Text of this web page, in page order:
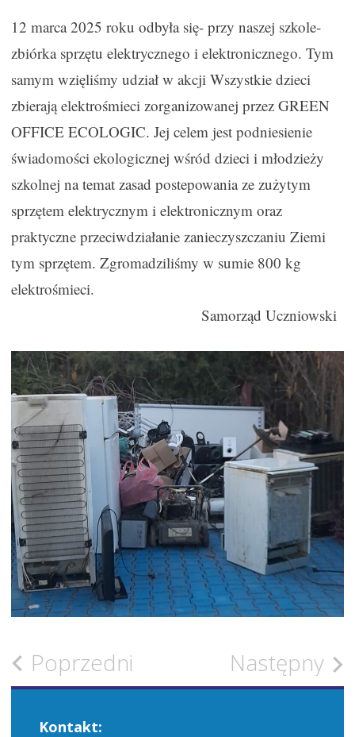
12 marca 2025 roku odbyła się- przy naszej szkole-
zbiórka sprzętu elektrycznego i elektronicznego. Tym
samym wzięliśmy udział w akcji Wszystkie dzieci
zbierają elektrośmieci zorganizowanej przez GREEN
OFFICE ECOLOGIC. Jej celem jest podniesienie
świadomości ekologicznej wśród dzieci i młodzieży
szkolnej na temat zasad postepowania ze zużytym
sprzętem elektrycznym i elektronicznym oraz
praktyczne przeciwdziałanie zanieczyszczaniu Ziemi
tym sprzętem. Zgromadziliśmy w sumie 800 kg
elektrośmieci.
Samorząd Uczniowski
Zobacz
wpisy
Poprzedni Następny
Kontakt: